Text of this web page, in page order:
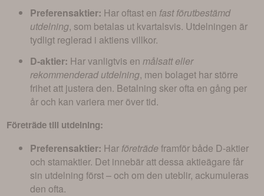
Preferensaktier: Har oftast en fast förutbestämd
utdelning, som betalas ut kvartalsvis. Utdelningen är
tydligt reglerad i aktiens villkor.
D-aktier: Har vanligtvis en målsatt eller
rekommenderad utdelning, men bolaget har större
frihet att justera den. Betalning sker ofta en gång per
år och kan variera mer över tid.
Företräde till utdelning:
Preferensaktier: Har företrädeframför både D-aktier
och stamaktier. Det innebär att dessa aktieägare får
sin utdelning först – och om den uteblir, ackumuleras
den ofta.